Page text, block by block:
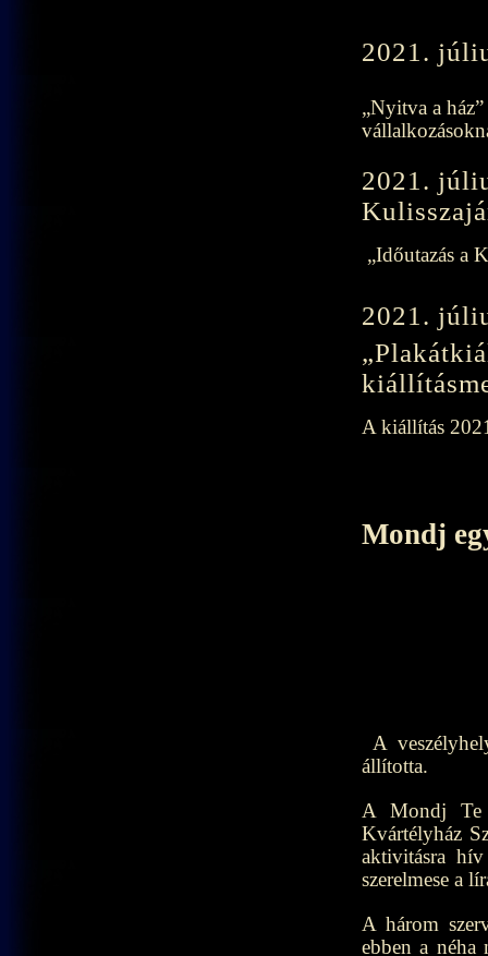
2021.
„Nyitva a
2021.
„Időutazás a
2021.
A kiállítás
Mondj
A
állította.
A Mondj Te
Kvártélyház
aktivitásra
szerelmese a
A három
ebben a néha